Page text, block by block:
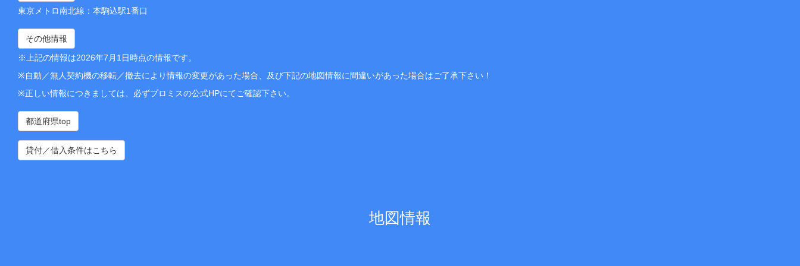
東京メトロ南北線：本駒込駅1番口
その他情報
※上記の情報は2026年7月1日時点の情報です。
※自動／無人契約機の移転／撤去により情報の変更があった場合、及び下記の地図情報に間違いがあった場合はご了承下さい！
※正しい情報につきましては、必ずプロミスの公式HPにてご確認下さい。
都道府県top
貸付／借入条件はこちら
地図情報